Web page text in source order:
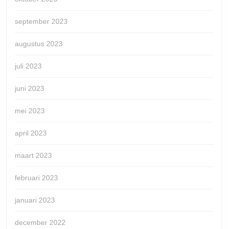
september 2023
augustus 2023
juli 2023
juni 2023
mei 2023
april 2023
maart 2023
februari 2023
januari 2023
december 2022